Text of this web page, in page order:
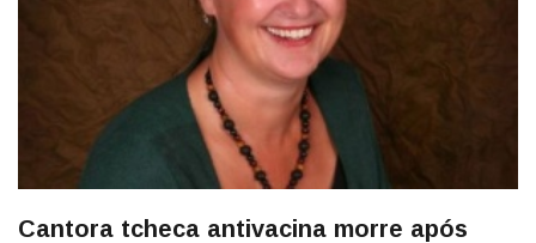
Cantora tcheca antivacina morre após